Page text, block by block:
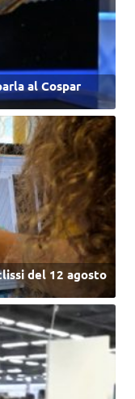
al Cospar
del 12 agosto